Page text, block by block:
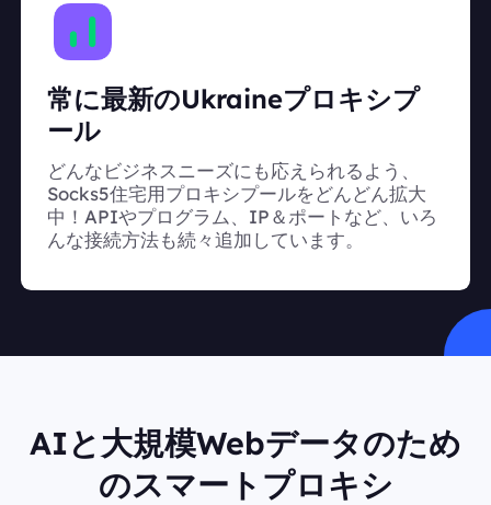
常に最新のUkraineプロキシプ
ール
どんなビジネスニーズにも応えられるよう、
Socks5住宅用プロキシプールをどんどん拡大
中！APIやプログラム、IP＆ポートなど、いろ
んな接続方法も続々追加しています。
AIと大規模Webデータのため
のスマートプロキシ